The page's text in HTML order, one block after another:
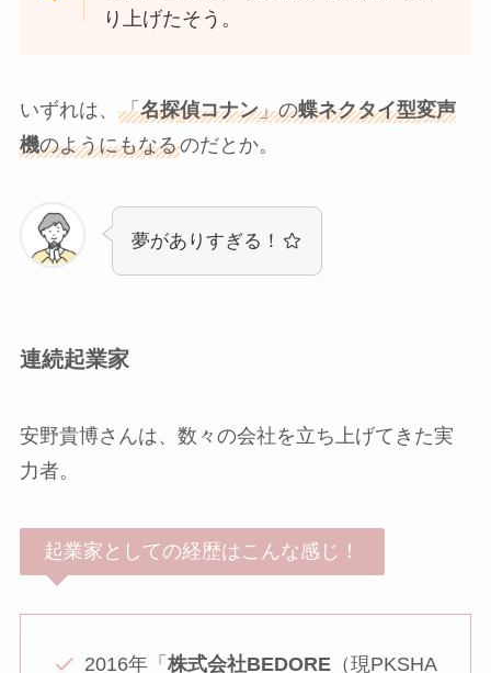
り上げたそう。
いずれは、 「名探偵コナン」の蝶ネクタイ型変声
機のようにもなるのだとか。
夢がありすぎる！
連続起業家
安野貴博さんは、数々の会社を立ち上げてきた実
力者。
起業家としての経歴はこんな感じ！
2016年「株式会社BEDORE （現PKSHA